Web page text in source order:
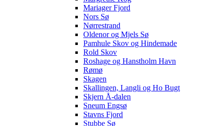
Mariager Fjord
Nors Sø
Nørrestrand
Oldenor og Mjels Sø
Pamhule Skov og Hindemade
Rold Skov
Roshage og Hanstholm Havn
Rømø
Skagen
Skallingen, Langli og Ho Bugt
Skjern Å-dalen
Sneum Engsø
Stavns Fjord
Stubbe Sø